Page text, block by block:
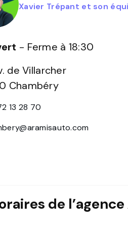
Xavier Trépant et son
- Ferme à 18:30
de Villarcher
Chambéry
13 28 70
de